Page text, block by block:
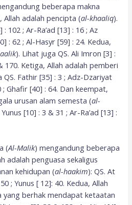
beberapa makna
adalah pencipta (al-khaaliq).
: 102 ; Ar-Ra’ad [13] : 16 ; Az
: 62 ; Al-Hasyr [59] : 24. Kedua,
). Lihat juga QS. Ali Imron [3] :
170. Ketiga, Allah adalah pemberi
QS. Fathir [35] : 3 ; Adz-Dzariyat
; Ghafir [40] : 64. Dan keempat,
urusan alam semesta (al-
[10] : 3 & 31 ; Ar-Ra’ad [13] :
(Al-Malik) mengandung beberapa
adalah penguasa sekaligus
kehidupan (al-haakim): QS. At
; Yunus [ 12]: 40. Kedua, Allah
yang berhak mendapat ketaatan